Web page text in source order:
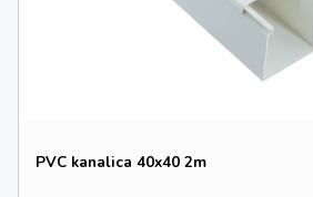
PVC kanalica 40x40 2m